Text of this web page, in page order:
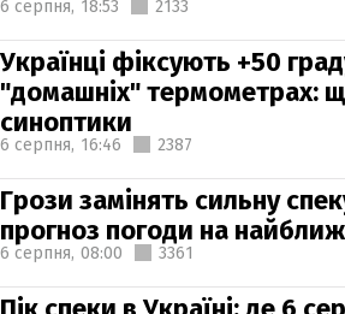
6 серпня, 18:53 2133
Українці фіксують +50
"домашніх" термометрах:
синоптики
6 серпня, 16:46 2387
Грози замінять сильну
прогноз погоди на
6 серпня, 08:00 3361